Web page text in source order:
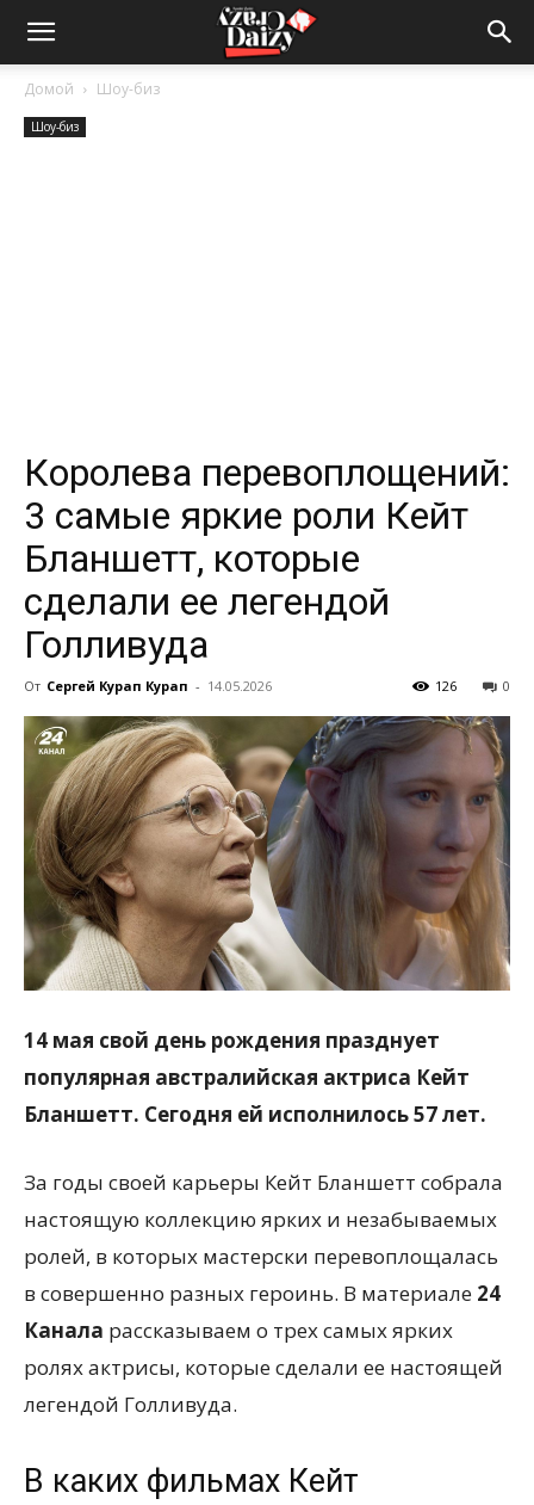
Crazy-
Daizy
обо
всем
Домой Шоу-биз
Шоу-биз
Королева перевоплощений:
3 самые яркие роли Кейт
Бланшетт, которые
сделали ее легендой
Голливуда
От Сергей Курап Курап - 14.05.2026 0
126
14 мая свой день рождения празднует
популярная австралийская актриса Кейт
Бланшетт. Сегодня ей исполнилось 57 лет.
За годы своей карьеры Кейт Бланшетт собрала
настоящую коллекцию ярких и незабываемых
ролей, в которых мастерски перевоплощалась
в совершенно разных героинь. В материале 24
Канала рассказываем о трех самых ярких
ролях актрисы, которые сделали ее настоящей
легендой Голливуда.
В каких фильмах Кейт